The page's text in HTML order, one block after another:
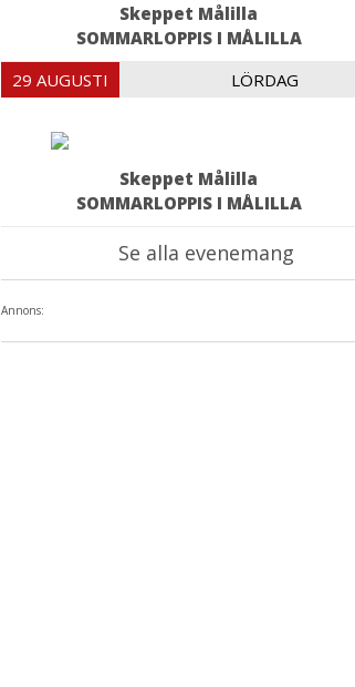
Skeppet Målilla
SOMMARLOPPIS I MÅLILLA
29 AUGUSTI LÖRDAG
Skeppet Målilla
SOMMARLOPPIS I MÅLILLA
Se alla evenemang
Annons: